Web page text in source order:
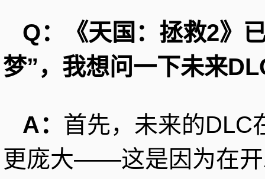
Q：《天国：拯救2》
梦”，我想问一下未来
A： 首先，未来的DLC
更庞大——这是因为在开